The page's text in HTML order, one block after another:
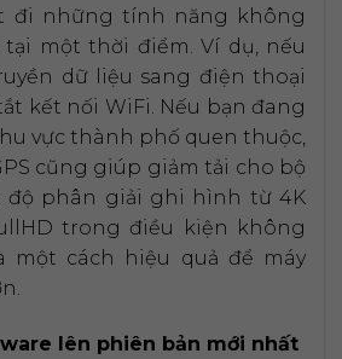
đi những tính năng không
một thời điểm. Ví dụ, nếu
dữ liệu sang điện thoại
kết nối WiFi. Nếu bạn đang
vực thành phố quen thuộc,
cũng giúp giảm tải cho bộ
độ phân giải ghi hình từ 4K
trong điều kiện không
một cách hiệu quả để máy
lên phiên bản mới nhất